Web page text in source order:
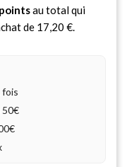
pointsau total qui
de 17,20 €.
fois
50€